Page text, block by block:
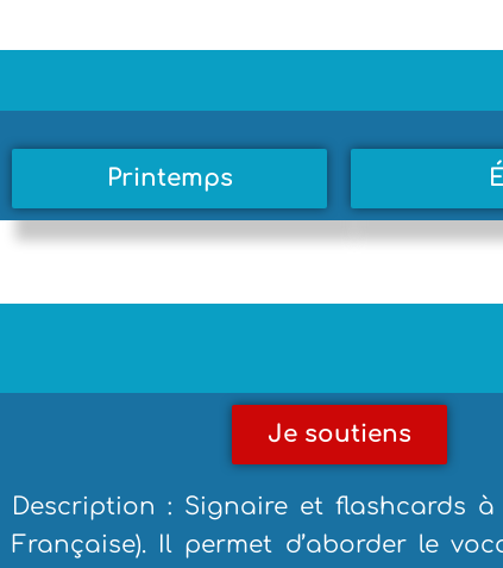
Printemps
Je soutiens
Description : Signaire et flashcards
Française). Il permet d’aborder le